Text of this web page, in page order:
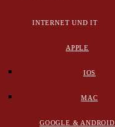
INTERNET UND IT
APPLE
IOS
MAC
GOOGLE & ANDROID